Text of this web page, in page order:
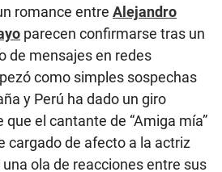
romance entre Alejandro
parecen confirmarse tras un
de mensajes en redes
como simples sospechas
y Perú ha dado un giro
el cantante de “Amiga mía”
cargado de afecto a la actriz
ola de reacciones entre sus